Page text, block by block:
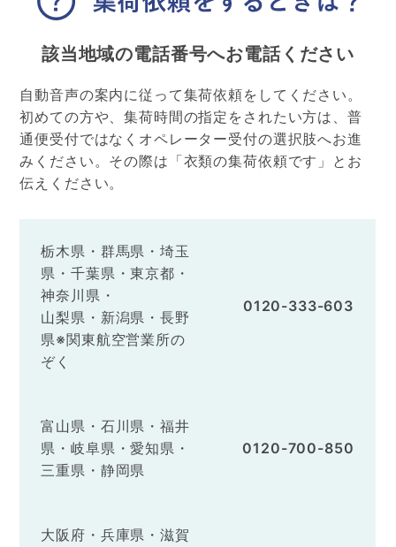
該当地域の電話番号へお電話ください
自動音声の案内に従って集荷依頼をしてください。
初めての方や、集荷時間の指定をされたい方は、普
通便受付ではなくオペレーター受付の選択肢へお進
みください。その際は「衣類の集荷依頼です」とお
伝えください。
栃木県・群馬県・埼玉
県・千葉県・東京都・
神奈川県・
山梨県・新潟県・長野
県※関東航空営業所の
ぞく
0120-333-603
富山県・石川県・福井
県・岐阜県・愛知県・
三重県・静岡県
0120-700-850
大阪府・兵庫県・滋賀